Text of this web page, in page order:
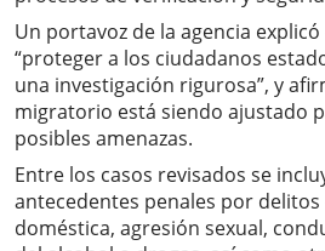
Un portavoz de la agencia
“proteger a los ciudadanos
una investigación rigurosa”, y
migratorio está siendo ajustado
posibles amenazas.
Entre los casos revisados se
antecedentes penales por
doméstica, agresión sexual,